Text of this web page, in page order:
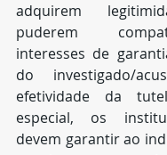
adquirem
puderem
interesses de
do investigado/
efetividade da
especial, os
devem garantir ao